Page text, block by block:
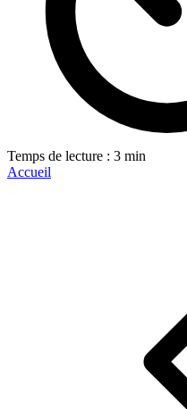
Temps de lecture : 3 min
Accueil